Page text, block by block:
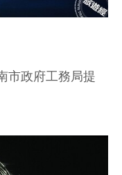
市政府工務局提